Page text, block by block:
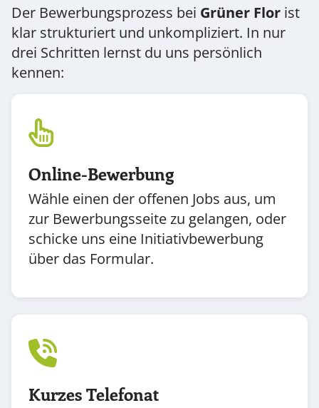
Der Bewerbungsprozess bei Grüner Flor ist
klar strukturiert und unkompliziert. In nur
drei Schritten lernst du uns persönlich
kennen:
Online-Bewerbung
Wähle einen der offenen Jobs aus, um
zur Bewerbungsseite zu gelangen, oder
schicke uns eine Initiativbewerbung
über das Formular.
Kurzes Telefonat